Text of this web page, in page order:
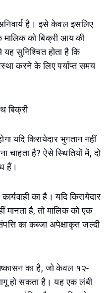
है। इसे केवल इसलिए
मालिक को बिक्री आय की
सुनिश्चित होता है कि
करने के लिए पर्याप्त समय
बिक्री
यदि किरायेदार भुगतान नहीं
चाहता है? ऐसे स्थितियों में, दो
हैं।
का है। यदि किरायेदार
मानता है, तो मालिक को एक
का कब्जा अपेक्षाकृत जल्दी
का है, जो केवल १२-
हो सकता है। यह एक लंबी